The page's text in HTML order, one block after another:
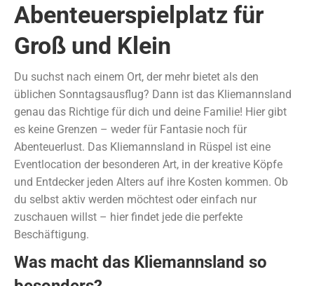
Abenteuerspielplatz für
Groß und Klein
Du suchst nach einem Ort, der mehr bietet als den
üblichen Sonntagsausflug? Dann ist das Kliemannsland
genau das Richtige für dich und deine Familie! Hier gibt
es keine Grenzen – weder für Fantasie noch für
Abenteuerlust. Das Kliemannsland in Rüspel ist eine
Eventlocation der besonderen Art, in der kreative Köpfe
und Entdecker jeden Alters auf ihre Kosten kommen. Ob
du selbst aktiv werden möchtest oder einfach nur
zuschauen willst – hier findet jede die perfekte
Beschäftigung.
Was macht das Kliemannsland so